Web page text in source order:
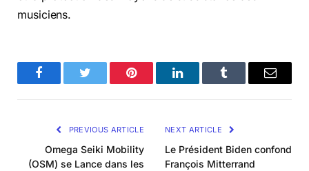
musiciens.
FacebookTwitter Pinterest LinkedInTumblr Email
PREVIOUS ARTICLE
Omega Seiki Mobility
(OSM) se Lance dans les
NEXT ARTICLE
Le Président Biden confond
François Mitterrand